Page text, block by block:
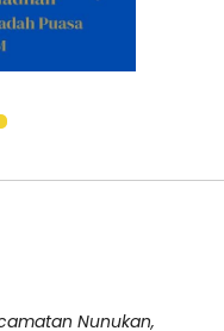
Nunukan,